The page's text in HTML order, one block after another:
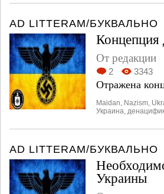
AD LITTERAM/БУКВАЛЬНО
Концепция
От редакции
2 3343
Отражена
Maidan Nazism
Украина
AD LITTERAM/БУКВАЛЬНО
Украины